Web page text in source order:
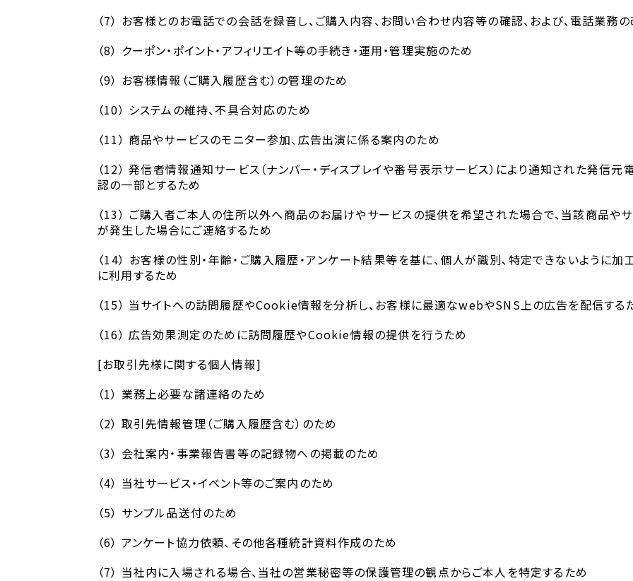
（7） お客様とのお電話での会話を録音し、ご購入内容、お問い合わせ内容等の確認、および、電話業務
（8） クーポン・ポイント・アフィリエイト等の手続き・運用・管理実施のため
（9） お客様情報（ご購入履歴含む）の管理のため
（10） システムの維持、不具合対応のため
（11） 商品やサービスのモニター参加、広告出演に係る案内のため
（12） 発信者情報通知サービス（ナンバー・ディスプレイや番号表示サービス）により通知された発信
認の一部とするため
（13） ご購入者ご本人の住所以外へ商品のお届けやサービスの提供を希望された場合で、当該商品や
が発生した場合にご連絡するため
（14） お客様の性別・年齢・ご購入履歴・アンケート結果等を基に、個人が識別、特定できないように
に利用するため
（15） 当サイトへの訪問履歴やCookie情報を分析し、お客様に最適なwebやSNS上の広告を配信する
（16） 広告効果測定のために訪問履歴やCookie情報の提供を行うため
[お取引先様に関する個人情報]
（1） 業務上必要な諸連絡のため
（2） 取引先情報管理（ご購入履歴含む）のため
（3） 会社案内・事業報告書等の記録物への掲載のため
（4） 当社サービス・イベント等のご案内のため
（5） サンプル品送付のため
（6） アンケート協力依頼、その他各種統計資料作成のため
（7） 当社内に入場される場合、当社の営業秘密等の保護管理の観点からご本人を特定するため